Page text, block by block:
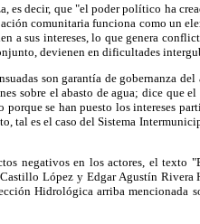
es decir, que "el poder político ha
comunitaria funciona como un
a sus intereses, lo que genera
devienen en dificultades
son garantía de gobernanza
sobre el abasto de agua; dice que
porque se han puesto los intereses
tal es el caso del Sistema
negativos en los actores, el
López y Edgar Agustín Rivera
Hidrológica arriba mencionada